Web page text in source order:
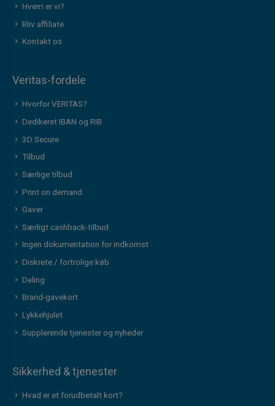
Hvem er vi?
Bliv affiliate
Kontakt os
Veritas-fordele
Hvorfor VERITAS?
Dedikeret IBAN og RIB
3D Secure
Tilbud
Særlige tilbud
Print on demand
Gaver
Særligt cashback-tilbud
Ingen dokumentation for indkomst
Diskrete / fortrolige køb
Deling
Brand-gavekort
Lykkehjulet
Supplerende tjenester og nyheder
Sikkerhed & tjenester
Hvad er et forudbetalt kort?